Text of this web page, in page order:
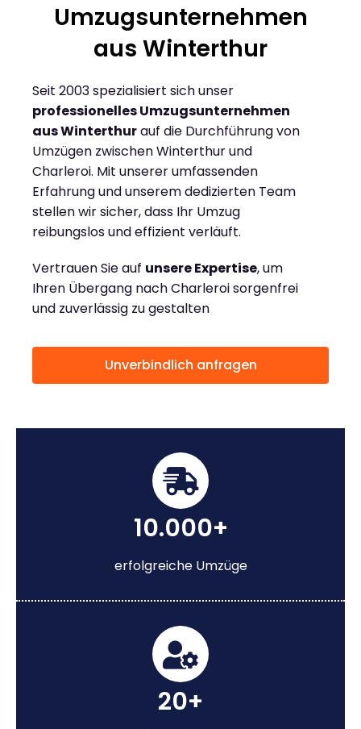
Umzugsunternehmen
aus Winterthur
Seit 2003 spezialisiert sich unser
professionelles Umzugsunternehmen
aus Winterthurauf die Durchführung von
Umzügen zwischen Winterthur und
Charleroi. Mit unserer umfassenden
Erfahrung und unserem dedizierten Team
stellen wir sicher, dass Ihr Umzug
reibungslos und effizient verläuft.
Vertrauen Sie auf unsere Expertise, um
Ihren Übergang nach Charleroi sorgenfrei
und zuverlässig zu gestalten
Unverbindlich anfragen
10.000+
erfolgreiche Umzüge
20+